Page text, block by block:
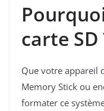
carte SD
Que votre appareil
Memory Stick ou
formater ce